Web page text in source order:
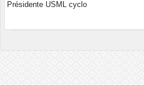
Présidente USML cyclo